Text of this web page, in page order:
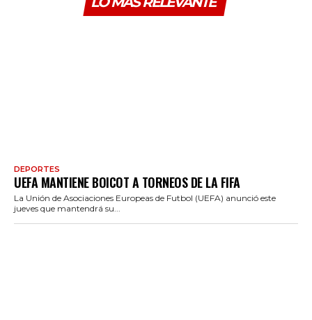
DEPORTES
UEFA MANTIENE BOICOT A TORNEOS DE LA FIFA
La Unión de Asociaciones Europeas de Futbol (UEFA) anunció este
jueves que mantendrá su...